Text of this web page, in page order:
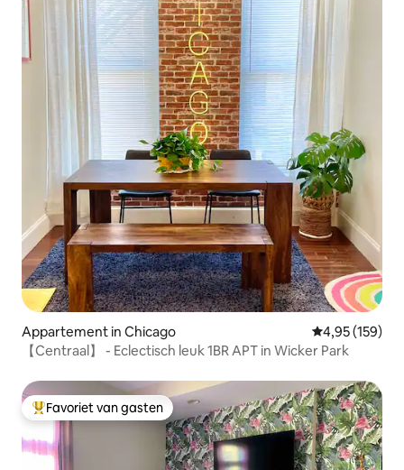
Appartement in Chicago Gemiddelde
4,95 (159)
【Centraal】 - Eclectisch leuk 1BR APT in Wicker Park
Topfavoriet van gasten
Favoriet van gasten